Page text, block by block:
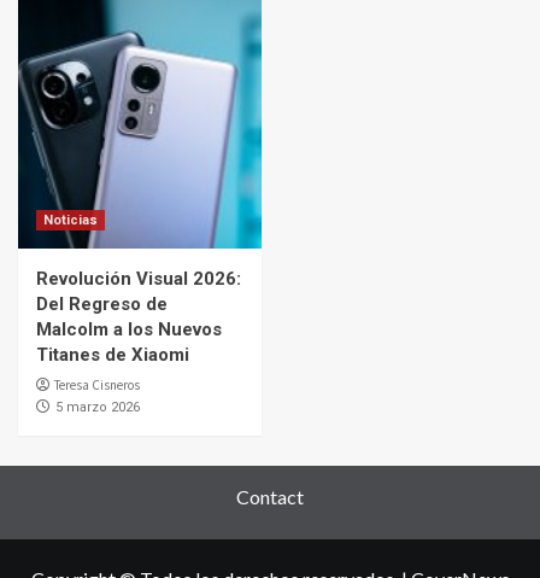
Noticias
Revolución Visual 2026:
Del Regreso de
Malcolm a los Nuevos
Titanes de Xiaomi
Teresa Cisneros
5 marzo 2026
Contact